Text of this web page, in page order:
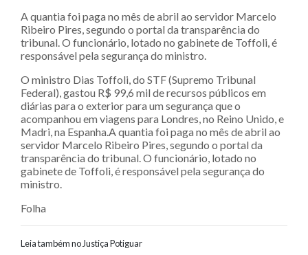
A quantia foi paga no mês de abril ao servidor Marcelo
Ribeiro Pires, segundo o portal da transparência do
tribunal. O funcionário, lotado no gabinete de Toffoli, é
responsável pela segurança do ministro.
O ministro Dias Toffoli, do STF (Supremo Tribunal
Federal), gastou R$ 99,6 mil de recursos públicos em
diárias para o exterior para um segurança que o
acompanhou em viagens para Londres, no Reino Unido, e
Madri, na Espanha.A quantia foi paga no mês de abril ao
servidor Marcelo Ribeiro Pires, segundo o portal da
transparência do tribunal. O funcionário, lotado no
gabinete de Toffoli, é responsável pela segurança do
ministro.
Folha
Leia também no Justiça Potiguar